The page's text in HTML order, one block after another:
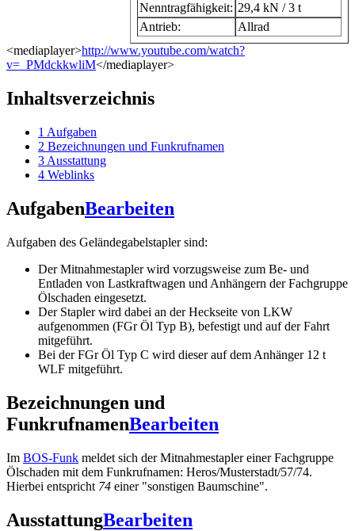
Nenntragfähigkeit: 29,4 kN / 3 t
Antrieb:
Allrad
<mediaplayer>http://www.youtube.com/watch?
v=_PMdckkwliM</mediaplayer>
Inhaltsverzeichnis
1 Aufgaben
2 Bezeichnungen und Funkrufnamen
3 Ausstattung
4 Weblinks
AufgabenBearbeiten
Aufgaben des Geländegabelstapler sind:
Der Mitnahmestapler wird vorzugsweise zum Be- und
Entladen von Lastkraftwagen und Anhängern der Fachgruppe
Ölschaden eingesetzt.
Der Stapler wird dabei an der Heckseite von LKW
aufgenommen (FGr Öl Typ B), befestigt und auf der Fahrt
mitgeführt.
Bei der FGr Öl Typ C wird dieser auf dem Anhänger 12 t
WLF mitgeführt.
Bezeichnungen und
FunkrufnamenBearbeiten
Im BOS-Funk meldet sich der Mitnahmestapler einer Fachgruppe
Ölschaden mit dem Funkrufnamen: Heros/Musterstadt/57/74.
Hierbei entspricht 74 einer "sonstigen Baumschine".
AusstattungBearbeiten